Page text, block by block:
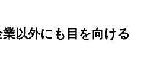
以外にも目を向ける